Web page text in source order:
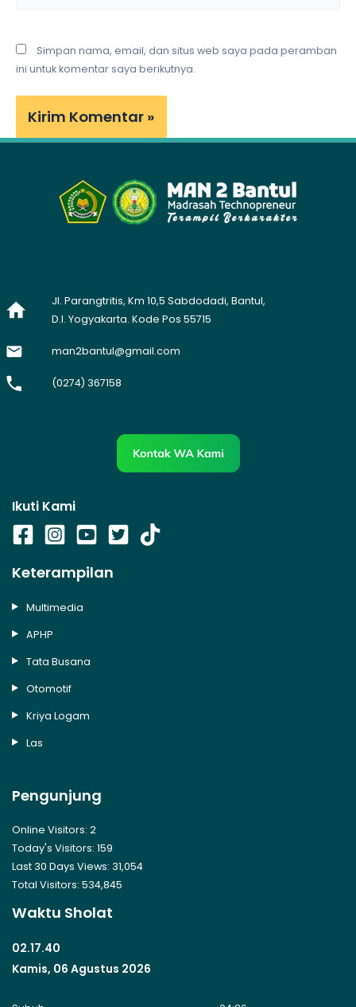
Simpan nama, email, dan situs web saya pada peramban
ini untuk komentar saya berikutnya.
Jl. Parangtritis, Km 10,5 Sabdodadi, Bantul,
D.I. Yogyakarta. Kode Pos 55715
man2bantul@gmail.com
(0274) 367158
Ikuti Kami
Keterampilan
Multimedia
APHP
Tata Busana
Otomotif
Kriya Logam
Las
Pengunjung
Online Visitors: 2
Today's Visitors: 159
Last 30 Days Views: 31,054
Total Visitors: 534,845
Waktu Sholat
02.17.41
Kamis, 06 Agustus 2026